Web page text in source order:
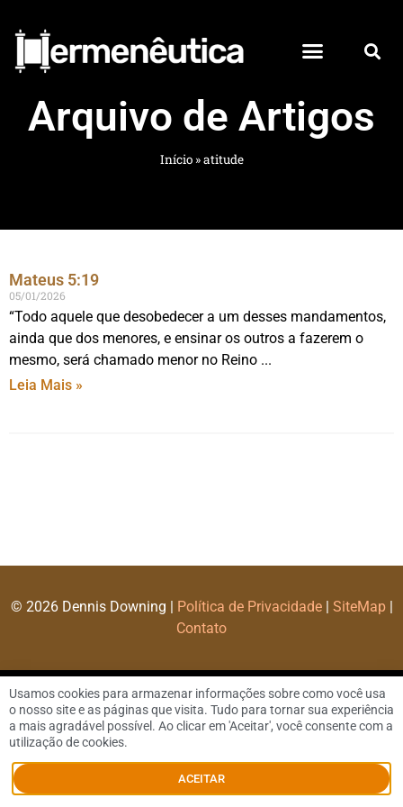
Arquivo de Artigos
Início»atitude
Mateus 5:19
05/01/2026
“Todo aquele que desobedecer a um desses mandamentos,
ainda que dos menores, e ensinar os outros a fazerem o
mesmo, será chamado menor no Reino
Leia Mais »
© 2026 Dennis Downing | Política de Privacidade| SiteMap|
Contato
Usamos cookies para armazenar informações sobre como você usa
o nosso site e as páginas que visita. Tudo para tornar sua experiência
a mais agradável possível. Ao clicar em 'Aceitar', você consente com a
utilização de cookies.
ACEITAR